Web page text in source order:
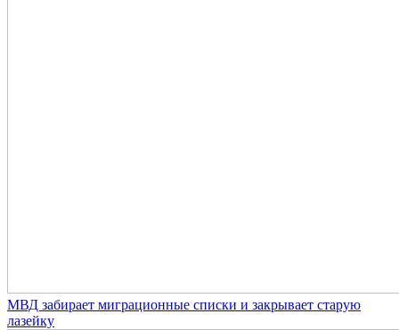
МВД забирает миграционные списки и закрывает старую
лазейку